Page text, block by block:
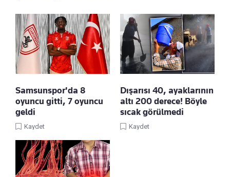
Samsunspor'da 8
oyuncu gitti, 7 oyuncu
geldi
Kaydet
Dışarısı 40, ayaklarının
altı 200 derece! Böyle
sıcak görülmedi
Kaydet